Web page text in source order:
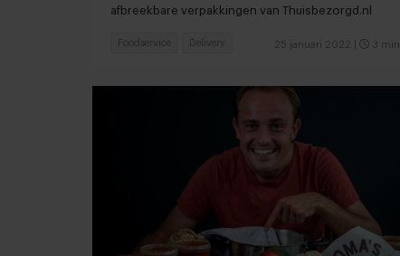
afbreekbare verpakkingen van Thuisbezorgd.nl
25 januari 2022 3 min
Foodservice Delivery